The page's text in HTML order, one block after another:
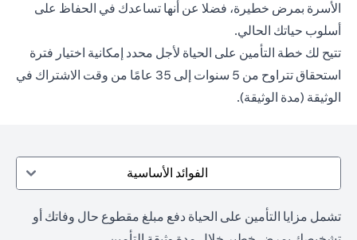
الأسرة بمرض خطيرة، فضلا عن أنها تساعدك في الحفاظ على
أسلوب حياتك الحالي.
تتيح لك خطة التأمين على الحياة لأجل محدد إمكانية اختيار فترة
استحقاق تتراوح من 5 سنوات إلى 35 عامًا من وقت الاشتراك في
الوثيقة (مدة الوثيقة).
الفوائد الأساسية
تشمل مزايا التأمين على الحياة دفع مبلغ مقطوع حال وفاتك أو